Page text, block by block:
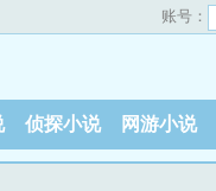
账号：
侦探小说 网游小说